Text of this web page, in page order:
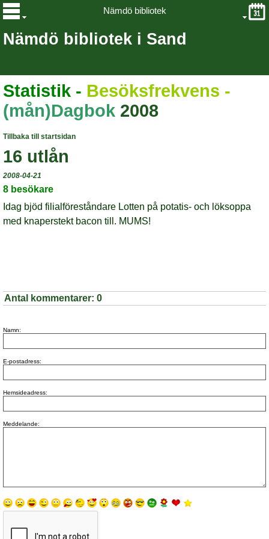
Nämdö bibliotek i Sand
Nämdö bibliotek
Statistik - Besöksfrekvens -
(mån)Dagbok 2008
Tillbaka till startsidan
16 utlån
2008-04-21
8 besökare
Idag bjöd filialföreståndare Lotten på potatis- och löksoppa
med knaperstekt bacon till. MUMS!
Antal kommentarer: 0
Namn:
E-postadress:
Hemsideadress:
Meddelande: